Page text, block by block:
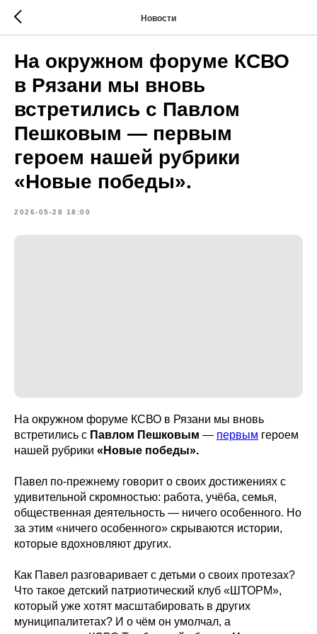
Новости
На окружном форуме КСВО
в Рязани мы вновь
встретились с Павлом
Пешковым — первым
героем нашей рубрики
«Новые победы».
2026-05-28 18:00
На окружном форуме КСВО в Рязани мы вновь
встретились с Павлом Пешковым — первым героем
нашей рубрики «Новые победы».
Павел по-прежнему говорит о своих достижениях с
удивительной скромностью: работа, учёба, семья,
общественная деятельность — ничего особенного. Но
за этим «ничего особенного» скрываются истории,
которые вдохновляют других.
Как Павел разговаривает с детьми о своих протезах?
Что такое детский патриотический клуб «ШТОРМ»,
который уже хотят масштабировать в других
муниципалитетах? И о чём он умолчал, а